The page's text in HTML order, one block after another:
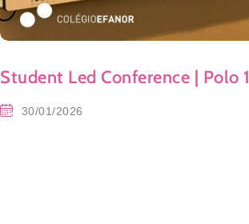
Student Led Conference | Polo 1
30/01/2026